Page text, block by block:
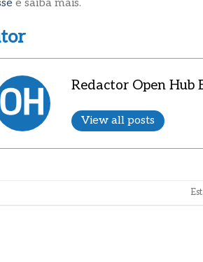
e saiba mais.
Redactor Open Hub
View all posts